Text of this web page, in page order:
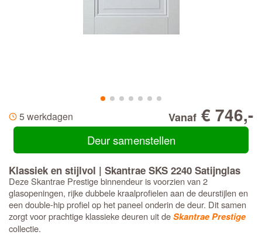
5 werkdagen Vanaf € 746,-
Deur samenstellen
Klassiek en stijlvol | Skantrae SKS 2240 Satijnglas
Deze Skantrae Prestige binnendeur is voorzien van 2
glasopeningen, rijke dubbele kraalprofielen aan de deurstijlen en
een double-hip profiel op het paneel onderin de deur. Dit samen
zorgt voor prachtige klassieke deuren uit deSkantrae Prestige
collectie.